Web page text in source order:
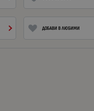
ДОБАВИ В ЛЮБИМИ